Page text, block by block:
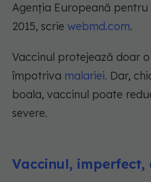
Agenția Europeană pentru
2015, scrie webmd.com.
Vaccinul protejează doar
împotriva malariei. Dar,
boala, vaccinul poate
severe.
Vaccinul, imperfect,